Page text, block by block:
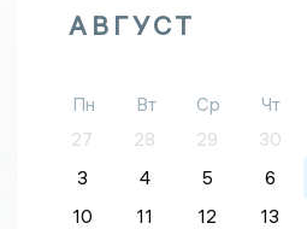
АВГУСТ
Пн Вт Ср Чт
27
28 29 30
3
4 5 6
10
11 12 13